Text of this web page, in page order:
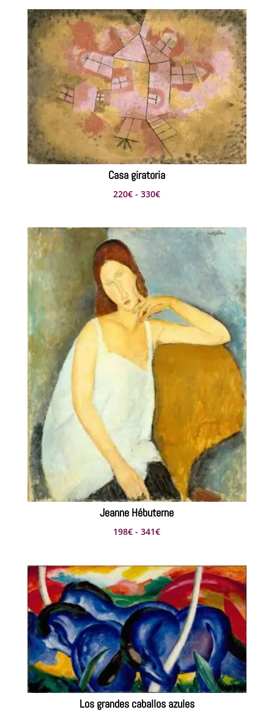
Casa giratoria
220€ - 330€Rango
precios:
desde
Jeanne Hébuterne
198€ - 341€Rango
precios:
desde
198€
hasta
341€
Los grandes caballos azules